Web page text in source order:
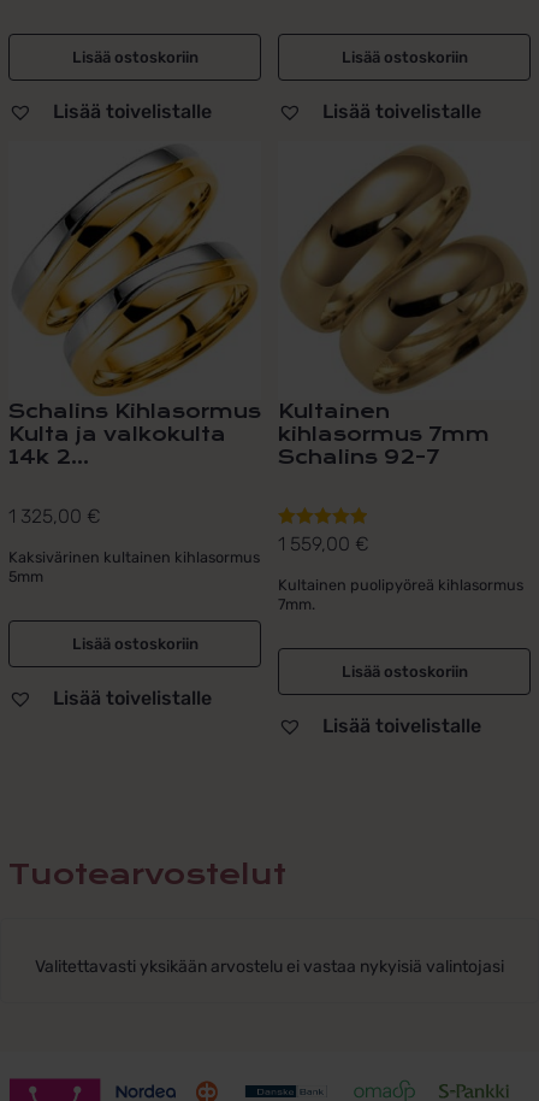
Lisää ostoskoriin
Lisää toivelistalle
Lisää ostoskoriin
Lisää toivelistalle
Schalins Kihlasormus
Kulta ja valkokulta
14k 2...
1 325,00 €
Kaksivärinen kultainen kihlasormus
5mm
Lisää ostoskoriin
Lisää toivelistalle
Kultainen
kihlasormus 7mm
Schalins 92-7
Arvostelu
5.00/ 5
1 559,00 €
Kultainen puolipyöreä kihlasormus
7mm.
Lisää ostoskoriin
Lisää toivelistalle
Tuotearvostelut
Valitettavasti yksikään arvostelu ei vastaa nykyisiä valintojasi